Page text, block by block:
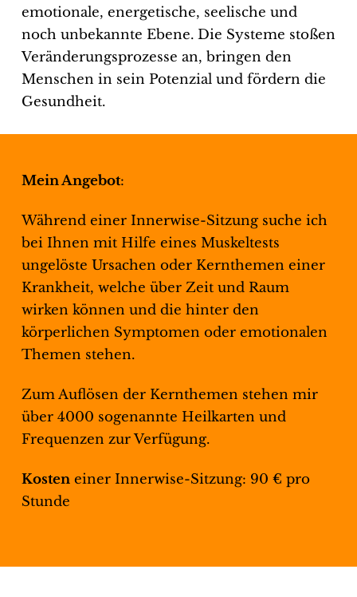
emotionale, energetische, seelische und
noch unbekannte Ebene. Die Systeme stoßen
Veränderungsprozesse an, bringen den
Menschen in sein Potenzial und fördern die
Gesundheit.
Mein Angebot:
Während einer Innerwise-Sitzung suche ich
bei Ihnen mit Hilfe eines Muskeltests
ungelöste Ursachen oder Kernthemen einer
Krankheit, welche über Zeit und Raum
wirken können und die hinter den
körperlichen Symptomen oder emotionalen
Themen stehen.
Zum Auflösen der Kernthemen stehen mir
über 4000 sogenannte Heilkarten und
Frequenzen zur Verfügung.
Kosteneiner Innerwise-Sitzung: 90 € pro
Stunde